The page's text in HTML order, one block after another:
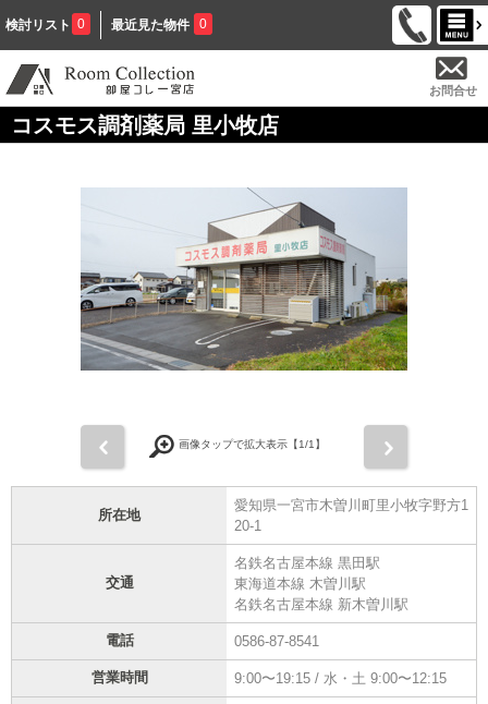
検討リスト 0 最近見た物件 0
お問合せ
コスモス調剤薬局 里小牧店
画像タップで拡大表示【1/1】
所在地
愛知県一宮市木曽川町里小牧字野方1
20-1
交通
名鉄名古屋本線 黒田駅
東海道本線 木曽川駅
名鉄名古屋本線 新木曽川駅
電話 0586-87-8541
営業時間 9:00〜19:15 / 水・土 9:00〜12:15